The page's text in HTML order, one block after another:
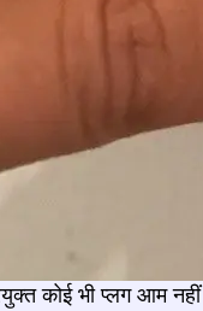
कोई भी प्लग आम